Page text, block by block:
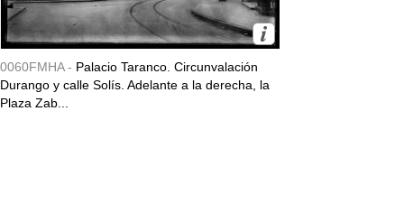
0060FMHA - Palacio Taranco. Circunvalación
Durango y calle Solís. Adelante a la derecha, la
Plaza Zab...